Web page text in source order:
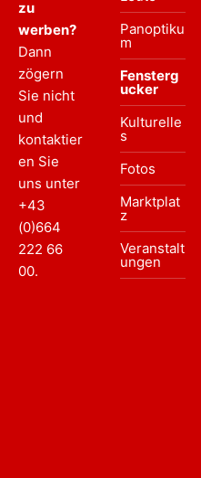
zu
werben?
Dann
zögern
Sie nicht
und
kontaktier
en Sie
uns unter
+43
(0)664
222 66
00.
Panoptiku
m
Fensterg
ucker
Kulturelle
s
Fotos
Marktplat
z
Veranstalt
ungen